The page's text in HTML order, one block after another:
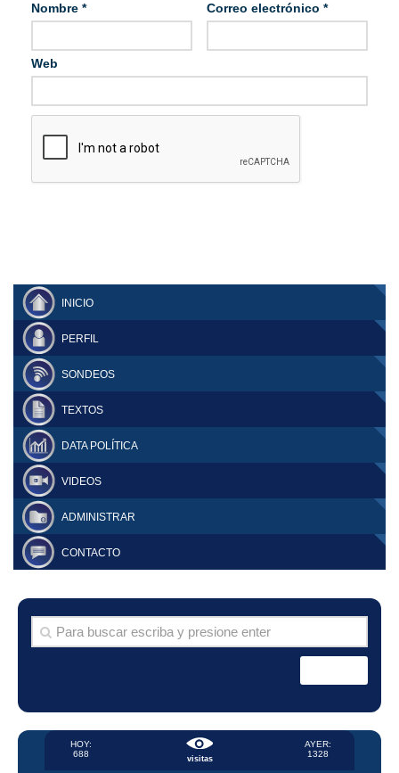
Nombre * Correo electrónico *
Web
INICIO
PERFIL
SONDEOS
TEXTOS
DATA POLÍTICA
VIDEOS
ADMINISTRAR
CONTACTO
visitas
HOY:
688
AYER:
1328